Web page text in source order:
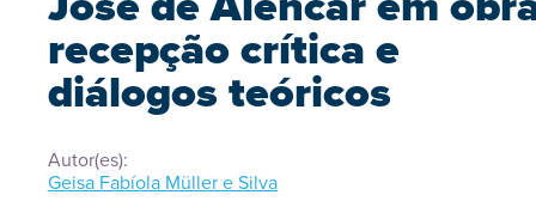
recepção crítica e
diálogos teóricos
Autor(es):
Geisa Fabíola Müller e Silva